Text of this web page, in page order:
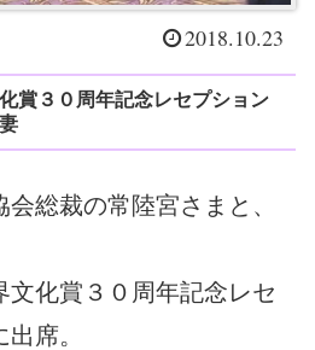
2018.10.23
賞３０周年記念レセプション
総裁の常陸宮さまと、
文化賞３０周年記念レセ
席。